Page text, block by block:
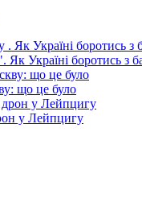
Україні боротись з
що це було
у Лейпцигу